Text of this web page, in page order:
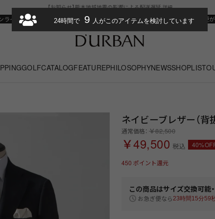
【お知らせ】熊本地域地震の影響による配送遅延詳細
ラインストアがリニューアルオープン¥11,000以上で送料無料 お急ぎ便
GOLFCATALOGFEATUREPHILOSOPHYNEWSSHOPLIST
ネイビーブレザー（背
通常価格： ￥82,500
￥49,500 税込
450 ポイント還元
この商品はサイズ交換可能
お急ぎ便なら23時間15分58
24時間で 9 人がこのアイテムを検討しています